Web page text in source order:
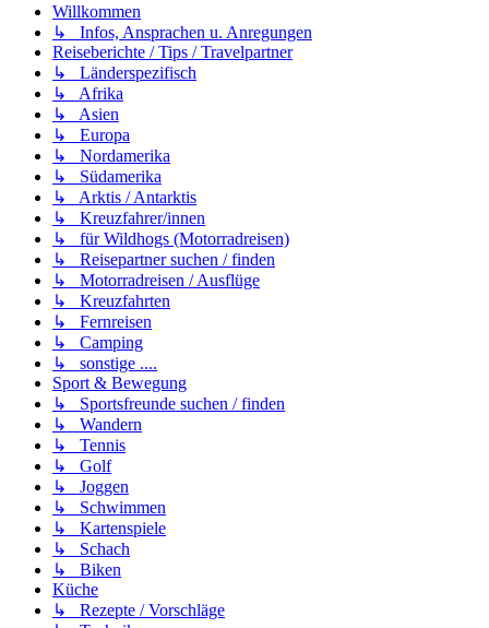
Willkommen
↳ Infos, Ansprachen u. Anregungen
Reiseberichte / Tips / Travelpartner
↳ Länderspezifisch
↳ Afrika
↳ Asien
↳ Europa
↳ Nordamerika
↳ Südamerika
↳ Arktis / Antarktis
↳ Kreuzfahrer/innen
↳ für Wildhogs (Motorradreisen)
↳ Reisepartner suchen / finden
↳ Motorradreisen / Ausflüge
↳ Kreuzfahrten
↳ Fernreisen
↳ Camping
↳ sonstige ....
Sport & Bewegung
↳ Sportsfreunde suchen / finden
↳ Wandern
↳ Tennis
↳ Golf
↳ Joggen
↳ Schwimmen
↳ Kartenspiele
↳ Schach
↳ Biken
Küche
↳ Rezepte / Vorschläge